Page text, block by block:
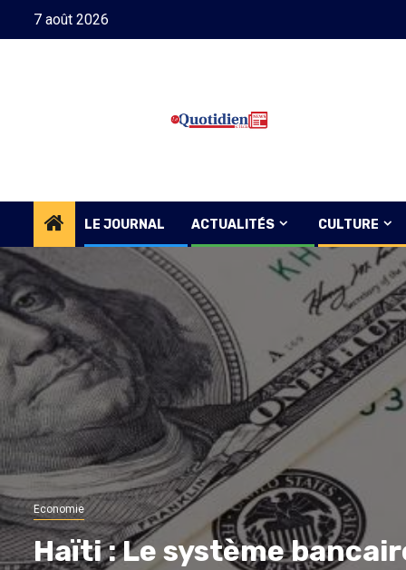
7 août 2026
LE JOURNAL ACTUALITÉS CULTURE
Economie
Haïti : Le système